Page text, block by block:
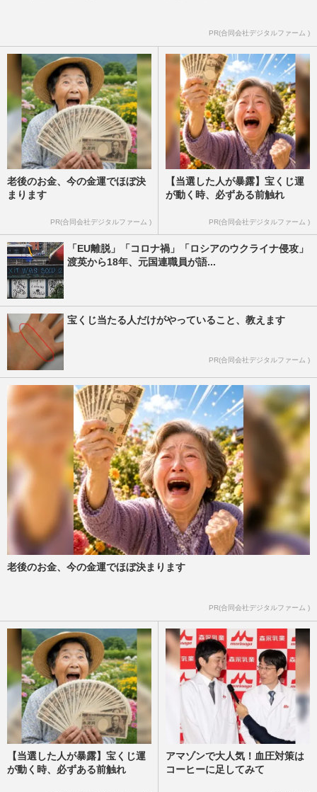
PR(合同会社デジタルファーム )
老後のお金、今の金運でほぼ決
まります
PR(合同会社デジタルファーム )
【当選した人が暴露】宝くじ運
が動く時、必ずある前触れ
PR(合同会社デジタルファーム )
「EU離脱」「コロナ禍」「ロシアのウクライナ侵攻」
渡英から18年、元国連職員が語...
宝くじ当たる人だけがやっていること、教えます
PR(合同会社デジタルファーム )
老後のお金、今の金運でほぼ決まります
PR(合同会社デジタルファーム )
【当選した人が暴露】宝くじ運
が動く時、必ずある前触れ
アマゾンで大人気！血圧対策は
コーヒーに足してみて